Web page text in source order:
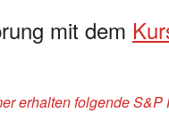
mit dem
erhalten folgende S&P